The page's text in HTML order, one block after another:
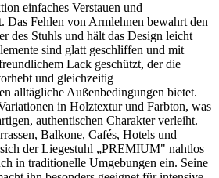
einfaches Verstauen und
Das Fehlen von Armlehnen bewahrt den
des Stuhls und hält das Design leicht
sind glatt geschliffen und mit
Lack geschützt, der die
und gleichzeitig
alltägliche Außenbedingungen bietet.
in Holztextur und Farbton, was
authentischen Charakter verleiht.
Balkone, Cafés, Hotels und
der Liegestuhl „PREMIUM" nahtlos
in traditionelle Umgebungen ein. Seine